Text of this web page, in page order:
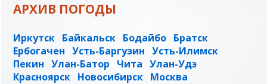
АРХИВ ПОГОДЫ
Иркутск Байкальск Бодайбо Братск
Ербогачен Усть-Баргузин Усть-Илимск
Пекин Улан-Батор Чита Улан-Удэ
Красноярск Новосибирск Москва